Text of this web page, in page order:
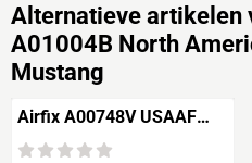
Alternatieve artikelen
A01004B North
Mustang
Airfix A00748V USAAF
PERSONNEL